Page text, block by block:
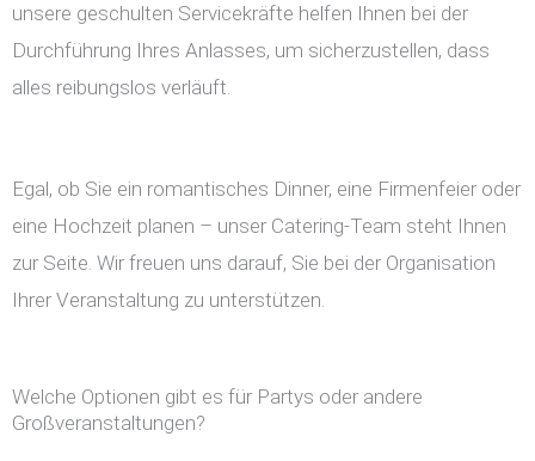
unsere geschulten Servicekräfte helfen Ihnen bei der
Durchführung Ihres Anlasses, um sicherzustellen, dass
alles reibungslos verläuft.
Egal, ob Sie ein romantisches Dinner, eine Firmenfeier oder
eine Hochzeit planen – unser Catering-Team steht Ihnen
zur Seite. Wir freuen uns darauf, Sie bei der Organisation
Ihrer Veranstaltung zu unterstützen.
Welche Optionen gibt es für Partys oder andere
Großveranstaltungen?